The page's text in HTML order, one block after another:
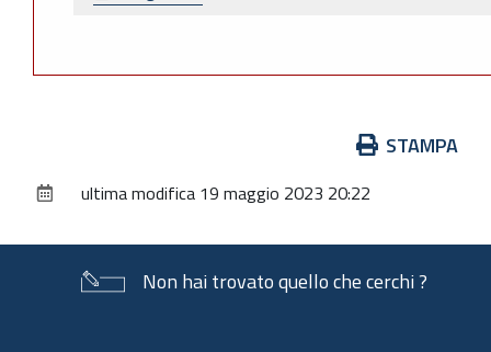
documento
STAMPA
ultima modifica 19 maggio 2023 20:22
Non hai trovato quello che cerchi ?